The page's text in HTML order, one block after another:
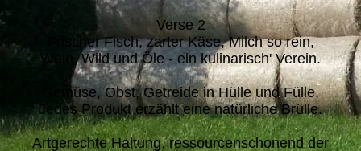
Verse 2
Frischer Fisch, zarter Käse, Milch so rein,
Wein, Wild und Öle - ein kulinarisch' Verein.
Gemüse, Obst, Getreide in Hülle und Fülle,
Jedes Produkt erzählt eine natürliche Brülle.
Artgerechte Haltung, ressourcenschonend der